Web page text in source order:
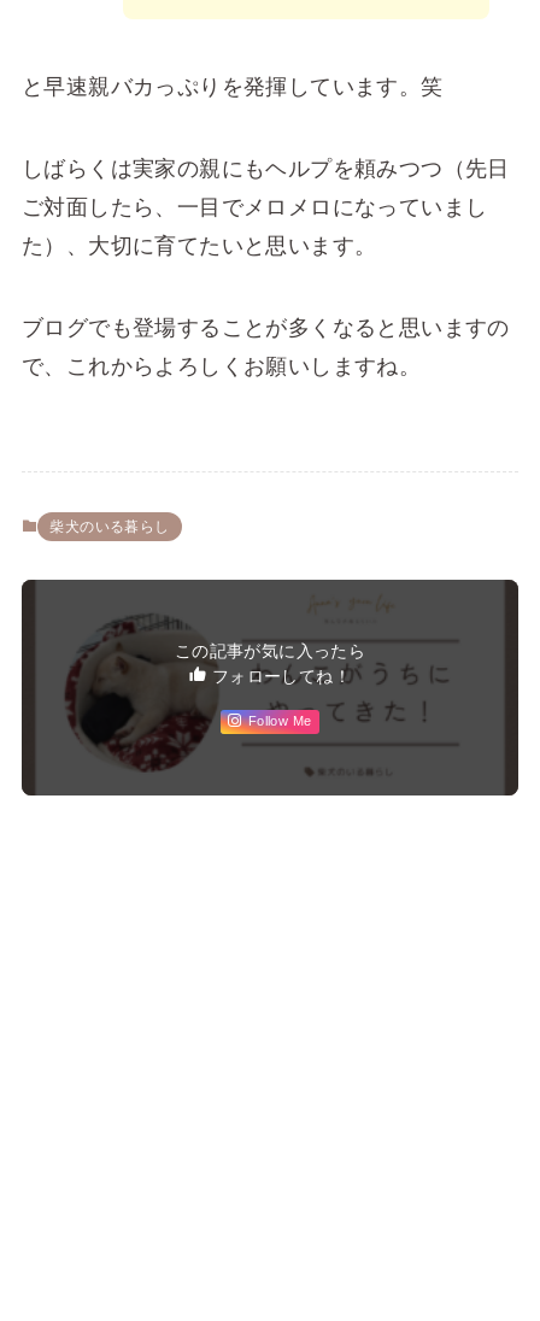
と早速親バカっぷりを発揮しています。笑
しばらくは実家の親にもヘルプを頼みつつ（先日
ご対面したら、一目でメロメロになっていまし
た）、大切に育てたいと思います。
ブログでも登場することが多くなると思いますの
で、これからよろしくお願いしますね。
柴犬のいる暮らし
この記事が気に入ったら
フォローしてね！
Follow Me